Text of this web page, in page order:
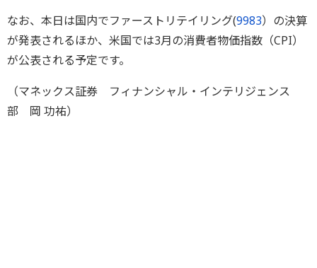
なお、本日は国内でファーストリテイリング(9983）の決算
が発表されるほか、米国では3月の消費者物価指数（CPI）
が公表される予定です。
（マネックス証券 フィナンシャル・インテリジェンス
部 岡 功祐）